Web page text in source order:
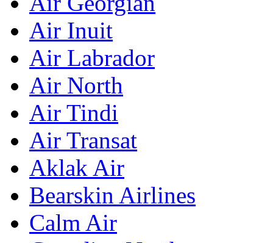
Air Inuit
Air Labrador
Air North
Air Tindi
Air Transat
Aklak Air
Bearskin Airlines
Calm Air